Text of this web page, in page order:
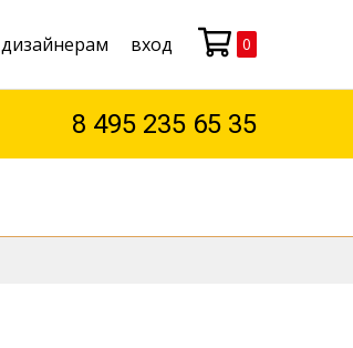
дизайнерам вход Моя корзина
0
8 495 235 65 35